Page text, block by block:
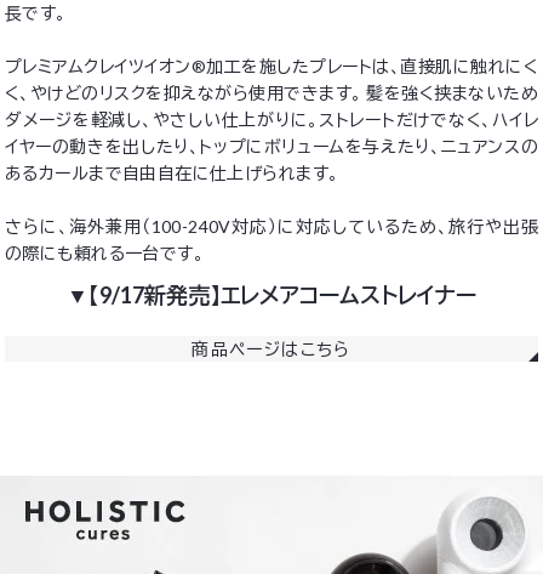
長です。
プレミアムクレイツイオン®加工を施したプレートは、直接肌に触れにく
く、やけどのリスクを抑えながら使用できます。 髪を強く挟まないため
ダメージを軽減し、やさしい仕上がりに。ストレートだけでなく、ハイレ
イヤーの動きを出したり、トップにボリュームを与えたり、ニュアンスの
あるカールまで自由自在に仕上げられます。
さらに、海外兼用（100-240V対応）に対応しているため、旅行や出張
の際にも頼れる一台です。
▼【9/17新発売】エレメアコームストレイナー
商品ページはこちら